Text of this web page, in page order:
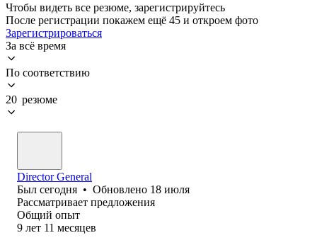
Чтобы видеть все резюме, зарегистрируйтесь
После регистрации покажем ещё 45 и откроем фото
Зарегистрироваться
За всё время
По соответствию
20 резюме
Director General
Был сегодня • Обновлено 18 июля
Рассматривает предложения
Общий опыт
9 лет 11 месяцев